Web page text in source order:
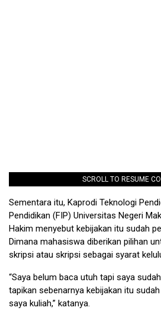
SCROLL TO RESUME
Sementara itu, Kaprodi Teknologi
Pendidikan (FIP) Universitas Negeri
Hakim menyebut kebijakan itu sudah
Dimana mahasiswa diberikan pilihan
skripsi atau skripsi sebagai syarat
“Saya belum baca utuh tapi saya
tapikan sebenarnya kebijakan itu
saya kuliah,” katanya.